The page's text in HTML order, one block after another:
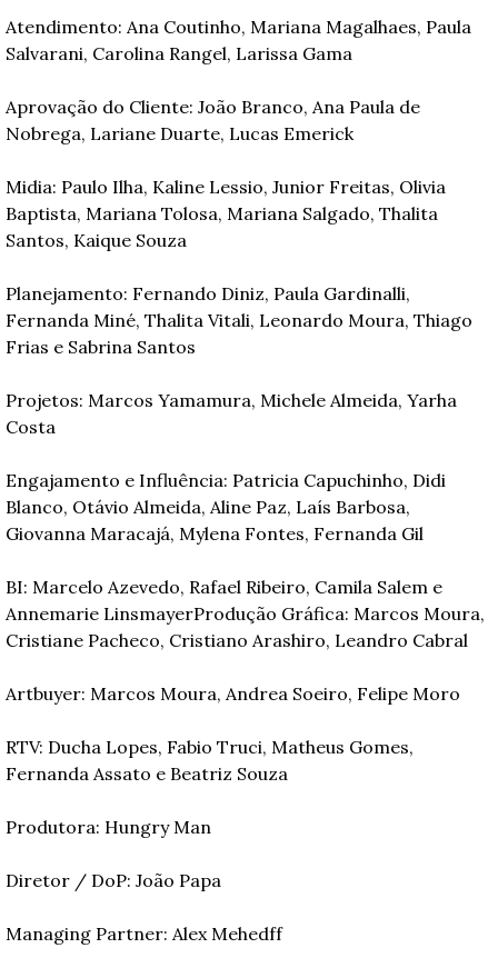
Atendimento: Ana Coutinho, Mariana Magalhaes, Paula
Salvarani, Carolina Rangel, Larissa Gama
Aprovação do Cliente: João Branco, Ana Paula de
Nobrega, Lariane Duarte, Lucas Emerick
Midia: Paulo Ilha, Kaline Lessio, Junior Freitas, Olivia
Baptista, Mariana Tolosa, Mariana Salgado, Thalita
Santos, Kaique Souza
Planejamento: Fernando Diniz, Paula Gardinalli,
Fernanda Miné, Thalita Vitali, Leonardo Moura, Thiago
Frias e Sabrina Santos
Projetos: Marcos Yamamura, Michele Almeida, Yarha
Costa
Engajamento e Influência: Patricia Capuchinho, Didi
Blanco, Otávio Almeida, Aline Paz, Laís Barbosa,
Giovanna Maracajá, Mylena Fontes, Fernanda Gil
BI: Marcelo Azevedo, Rafael Ribeiro, Camila Salem e
Annemarie LinsmayerProdução Gráfica: Marcos Moura,
Cristiane Pacheco, Cristiano Arashiro, Leandro Cabral
Artbuyer: Marcos Moura, Andrea Soeiro, Felipe Moro
RTV: Ducha Lopes, Fabio Truci, Matheus Gomes,
Fernanda Assato e Beatriz Souza
Produtora: Hungry Man
Diretor / DoP: João Papa
Managing Partner: Alex Mehedff